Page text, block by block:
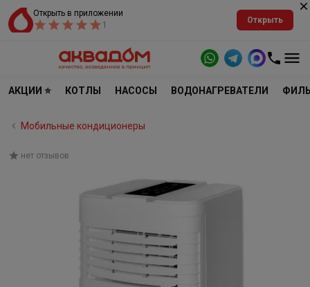
Открыть в приложении
1
Открыть
АКЦИИ ⭐ КОТЛЫ НАСОСЫ ВОДОНАГРЕВАТЕЛИ
Мобильные кондиционеры
нет отзывов